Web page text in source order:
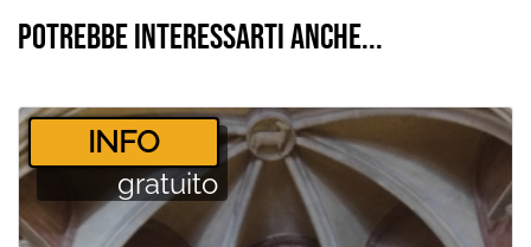
Potrebbe interessarti anche...
­INFO
gratuito